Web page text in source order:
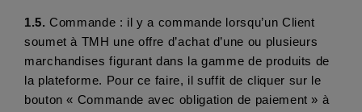
1.5. Commande : il y a commande lorsqu’un Client
soumet à TMH une offre d’achat d’une ou plusieurs
marchandises figurant dans la gamme de produits de
la plateforme. Pour ce faire, il suffit de cliquer sur le
bouton « Commande avec obligation de paiement » à